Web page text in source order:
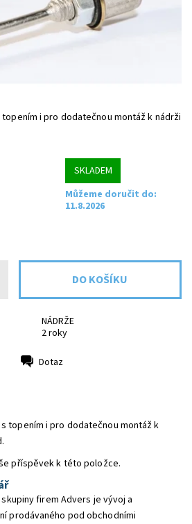
i pro dodatečnou montáž k nádrži
SKLADEM
Můžeme doručit do:
11.8.2026
NÁDRŽE
2 roky
Dotaz
topením i pro dodatečnou montáž k
příspěvek k této položce.
firem Advers je vývoj a
prodávaného pod obchodními